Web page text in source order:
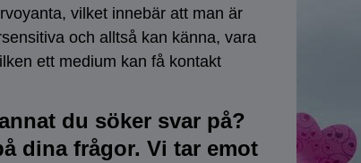
vilket innebär att man är
och alltså kan känna, vara
ett medium kan få kontakt
du söker svar på?
dina frågor. Vi tar emot